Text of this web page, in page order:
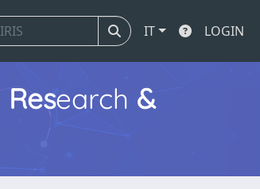
IT LOGIN
Research &